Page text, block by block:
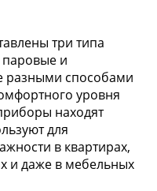
три типа
и
разными способами
уровня
находят
для
в квартирах,
и даже в мебельных